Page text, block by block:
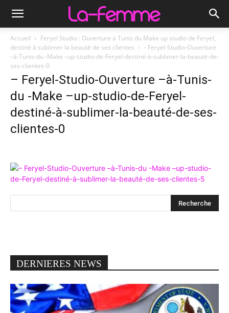
Accueil
Feryel Studio : Ouverture à Tunis du Make up studio de Feryel,
destiné à sublimer la beauté de ses clientes
- Feryel-Studio-Ouverture
–à-Tunis-du -Make –up-studio-de-Feryel-destiné-à-sublimer-la-beauté-de-
ses-clientes-0
– Feryel-Studio-Ouverture –à-Tunis-
du -Make –up-studio-de-Feryel-
destiné-à-sublimer-la-beauté-de-ses-
clientes-0
DERNIERES NEWS